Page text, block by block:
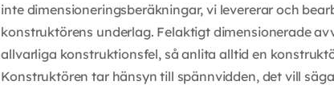
inte dimensioneringsberäkningar, vi levererar och
konstruktörens underlag. Felaktigt dimensionerade
allvarliga konstruktionsfel, så anlita alltid en
Konstruktören tar hänsyn till spännvidden, det vill